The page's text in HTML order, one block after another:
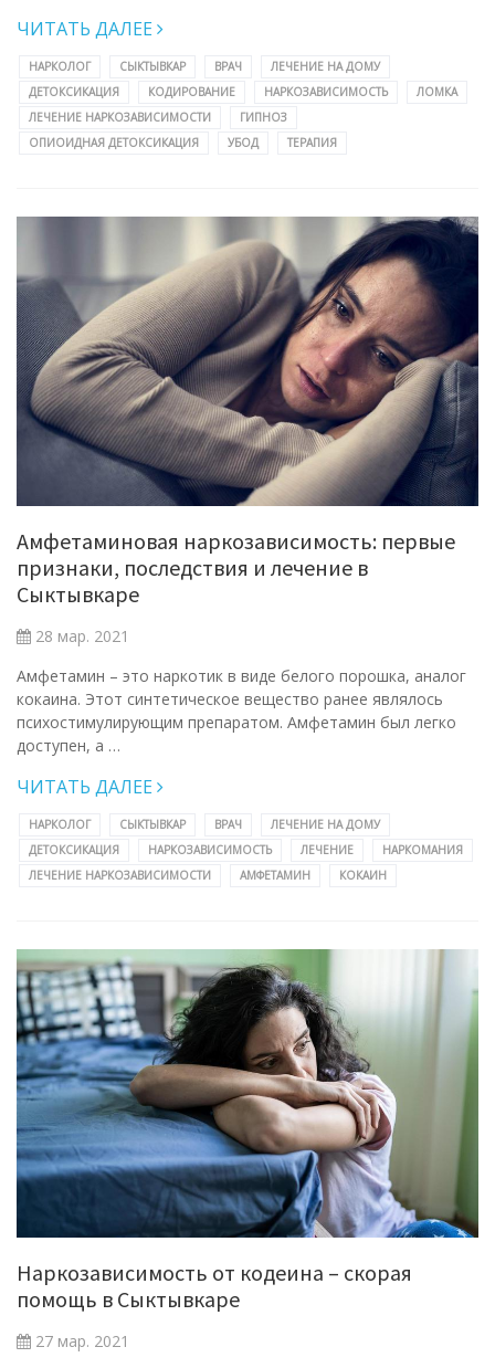
ЧИТАТЬ ДАЛЕЕ
НАРКОЛОГ СЫКТЫВКАР ВРАЧ
ЛЕЧЕНИЕ НА ДОМУ
ДЕТОКСИКАЦИЯ
КОДИРОВАНИЕ НАРКОЗАВИСИМОСТЬ
ЛОМКА
ЛЕЧЕНИЕ НАРКОЗАВИСИМОСТИ
ГИПНОЗ
ОПИОИДНАЯ ДЕТОКСИКАЦИЯ
УБОД ТЕРАПИЯ
Амфетаминовая наркозависимость: первые
признаки, последствия и лечение в
Сыктывкаре
28 мар. 2021
Амфетамин – это наркотик в виде белого порошка, аналог
кокаина. Этот синтетическое вещество ранее являлось
психостимулирующим препаратом. Амфетамин был легко
доступен, а …
ЧИТАТЬ ДАЛЕЕ
НАРКОЛОГ СЫКТЫВКАР ВРАЧ
ЛЕЧЕНИЕ НА ДОМУ
ДЕТОКСИКАЦИЯ
НАРКОЗАВИСИМОСТЬ ЛЕЧЕНИЕ
НАРКОМАНИЯ
ЛЕЧЕНИЕ НАРКОЗАВИСИМОСТИ
АМФЕТАМИН КОКАИН
Наркозависимость от кодеина – скорая
помощь в Сыктывкаре
27 мар. 2021